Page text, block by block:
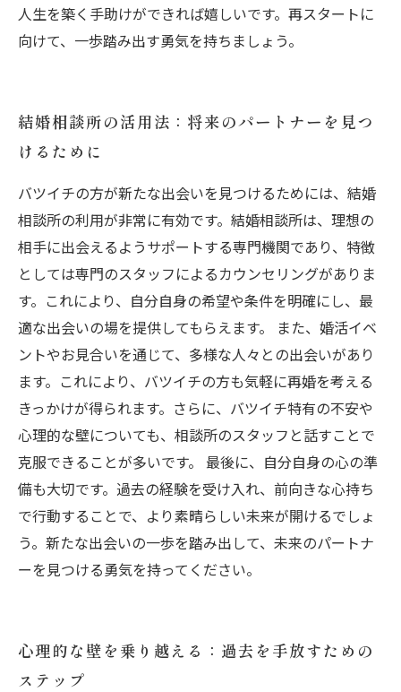
人生を築く手助けができれば嬉しいです。再スタートに
向けて、一歩踏み出す勇気を持ちましょう。
結婚相談所の活用法：将来のパートナーを見つ
けるために
バツイチの方が新たな出会いを見つけるためには、結婚
相談所の利用が非常に有効です。結婚相談所は、理想の
相手に出会えるようサポートする専門機関であり、特徴
としては専門のスタッフによるカウンセリングがありま
す。これにより、自分自身の希望や条件を明確にし、最
適な出会いの場を提供してもらえます。 また、婚活イベ
ントやお見合いを通じて、多様な人々との出会いがあり
ます。これにより、バツイチの方も気軽に再婚を考える
きっかけが得られます。さらに、バツイチ特有の不安や
心理的な壁についても、相談所のスタッフと話すことで
克服できることが多いです。 最後に、自分自身の心の準
備も大切です。過去の経験を受け入れ、前向きな心持ち
で行動することで、より素晴らしい未来が開けるでしょ
う。新たな出会いの一歩を踏み出して、未来のパートナ
ーを見つける勇気を持ってください。
心理的な壁を乗り越える：過去を手放すための
ステップ